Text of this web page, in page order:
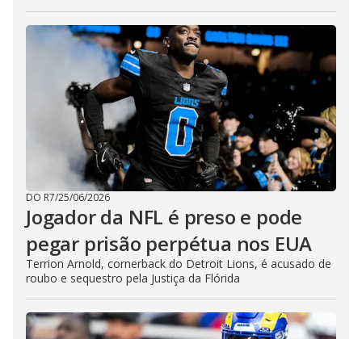
DO R7/25/06/2026
Jogador da NFL é preso e pode
pegar prisão perpétua nos EUA
Terrion Arnold, cornerback do Detroit Lions, é acusado de
roubo e sequestro pela Justiça da Flórida